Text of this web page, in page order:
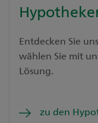
Entdecken Sie
wählen Sie mit
Lösung.
zu den